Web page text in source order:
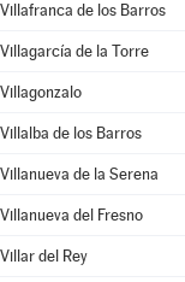
Villafranca de los Barros
Villagarcía de la Torre
Villagonzalo
Villalba de los Barros
Villanueva de la Serena
Villanueva del Fresno
Villar del Rey